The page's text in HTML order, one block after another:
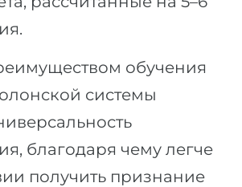
обучения
системы
благодаря чему легче
получить признание